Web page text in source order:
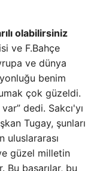
olabilirsiniz
ve F.Bahçe
ve dünya
benim
çok güzeldi.
dedi. Sakcı'yı
Tugay, şunları
uluslararası
güzel milletin
Bu başarılar, bu